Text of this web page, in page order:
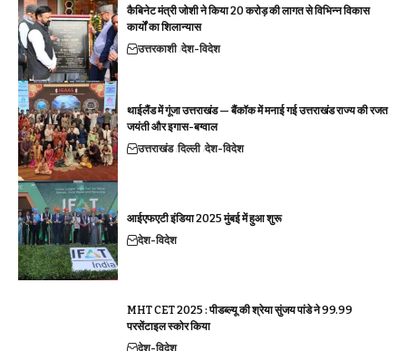
कैबिनेट मंत्री जोशी ने किया 20 करोड़ की लागत से विभिन्न विकास
कार्यों का शिलान्यास
उत्तरकाशी देश-विदेश
थाईलैंड में गूंजा उत्तराखंड — बैंकॉक में मनाई गई उत्तराखंड राज्य की रजत
जयंती और इगास-बग्वाल
उत्तराखंड दिल्ली देश-विदेश
आईएफएटी इंडिया 2025 मुंबई में हुआ शुरू
देश-विदेश
MHT CET 2025 : पीडब्ल्यू की श्रेया सुंजय पांडे ने 99.99
परसेंटाइल स्कोर किया